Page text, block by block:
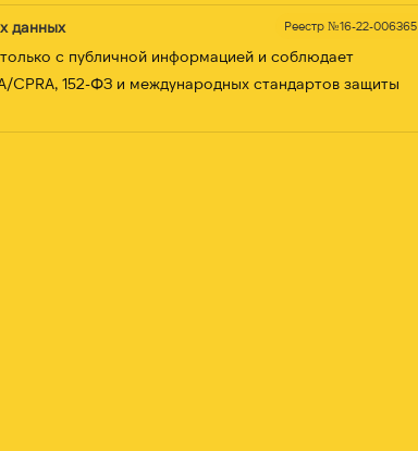
данных Реестр №16-22-006365
с публичной информацией и соблюдает
CPRA, 152-ФЗ и международных стандартов защиты